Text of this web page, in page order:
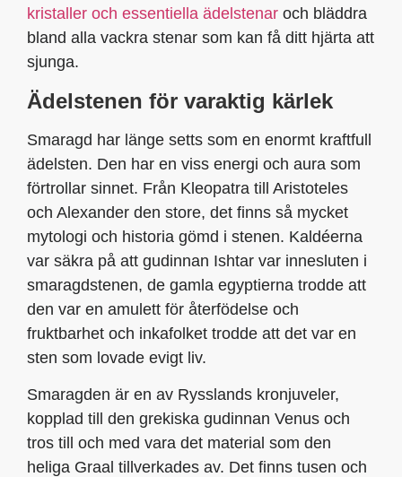
kristaller och essentiella ädelstenar och bläddra
bland alla vackra stenar som kan få ditt hjärta att
sjunga.
Ädelstenen för varaktig kärlek
Smaragd har länge setts som en enormt kraftfull
ädelsten. Den har en viss energi och aura som
förtrollar sinnet. Från Kleopatra till Aristoteles
och Alexander den store, det finns så mycket
mytologi och historia gömd i stenen. Kaldéerna
var säkra på att gudinnan Ishtar var innesluten i
smaragdstenen, de gamla egyptierna trodde att
den var en amulett för återfödelse och
fruktbarhet och inkafolket trodde att det var en
sten som lovade evigt liv.
Smaragden är en av Rysslands kronjuveler,
kopplad till den grekiska gudinnan Venus och
tros till och med vara det material som den
heliga Graal tillverkades av. Det finns tusen och